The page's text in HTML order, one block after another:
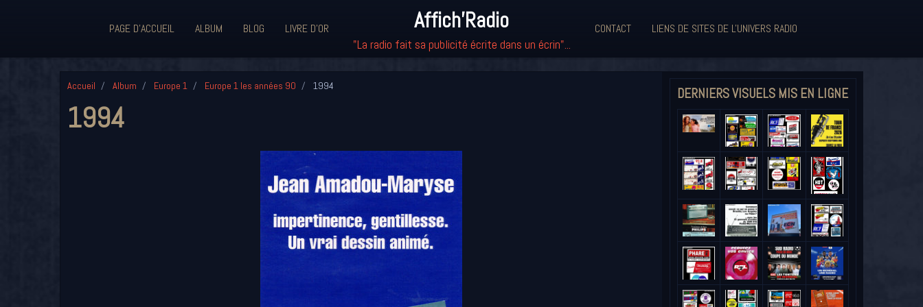
PAGE D'ACCUEIL ALBUM BLOG LIVRE D'OR Affich'Radio
"La radio fait sa publicité écrite dans un écrin"...
CONTACT LIENS DE SITES DE L'UNIVERS RADIO
Accueil Album Europe 1 Europe 1 les années 90 1994
1994
DERNIERS VISUELS MIS EN LIGNE